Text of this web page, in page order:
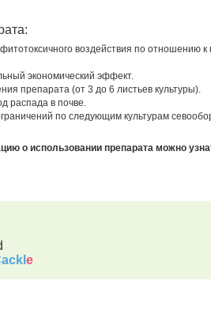
воздействия по отношению к
экономический эффект.
препарата (от 3 до 6 листьев культуры).
распада в почве.
по следующим культурам
о использовании препарата можно
e